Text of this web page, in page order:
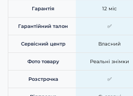
Гарантія 12 міс
Гарантійний талон ✅
Сервісний центр Власний
Фото товару Реальні знімки
Розстрочка ✅